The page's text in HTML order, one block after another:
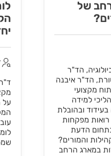
של
הד"ר
הד"ר איבנה
מקצועי
למידה
ובהובלת
מפקחות
הדעת
והמורים?
במארג הרחב
על